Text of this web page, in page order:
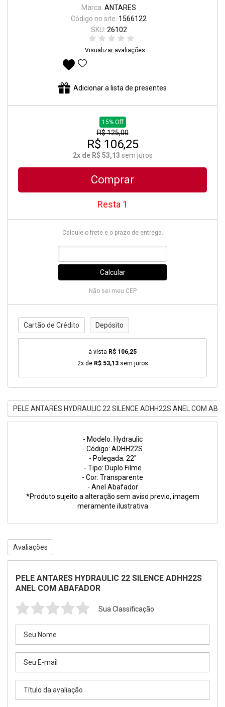
Marca: ANTARES
Código no site: 1566122
SKU: 26102
Visualizar avaliações
Adicionar a lista de presentes
15% Off
R$ 125,00
R$ 106,25
2x de R$ 53,13 sem juros
Comprar
Resta 1
Calcule o frete e o prazo de entrega.
Calcular
Não sei meu CEP
Cartão de Crédito Depósito
à vista R$ 106,25
2x de R$ 53,13sem juros
PELE ANTARES HYDRAULIC 22 SILENCE ADHH22S ANEL COM
- Modelo: Hydraulic
- Código: ADHH22S
- Polegada: 22"
- Tipo: Duplo Filme
- Cor: Transparente
- Anel Abafador
*Produto sujeito a alteração sem aviso previo, imagem
meramente ilustrativa
Avaliações
PELE ANTARES HYDRAULIC 22 SILENCE ADHH22S
ANEL COM ABAFADOR
Sua Classificação